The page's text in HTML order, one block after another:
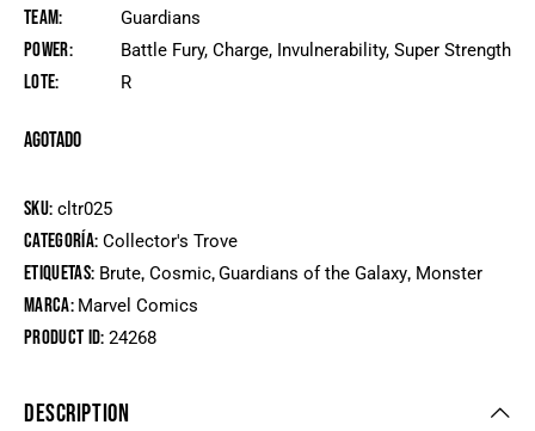
Team Guardians
Power Battle Fury, Charge, Invulnerability, Super Strength
Lote R
Agotado
SKU: cltr025
Categoría: Collector's Trove
Etiquetas: Brute, Cosmic,Guardians of the Galaxy, Monster
Marca: Marvel Comics
Product ID:24268
DESCRIPTION